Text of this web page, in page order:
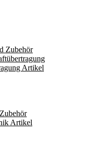
Zubehör
Artikel
Artikel